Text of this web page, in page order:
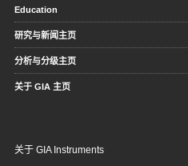
Education
研究与新闻主页
分析与分级主页
关于 GIA 主页
关于 GIA Instruments